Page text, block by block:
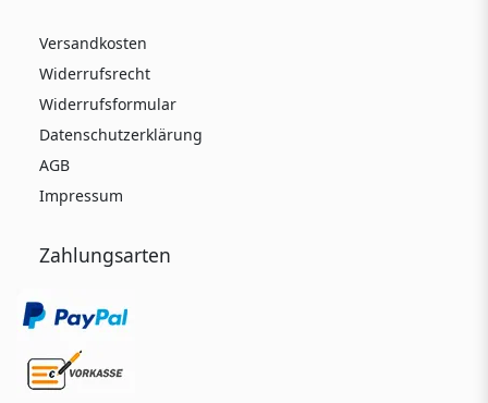
Versandkosten
Widerrufsrecht
Widerrufsformular
Datenschutzerklärung
AGB
Impressum
Zahlungsarten